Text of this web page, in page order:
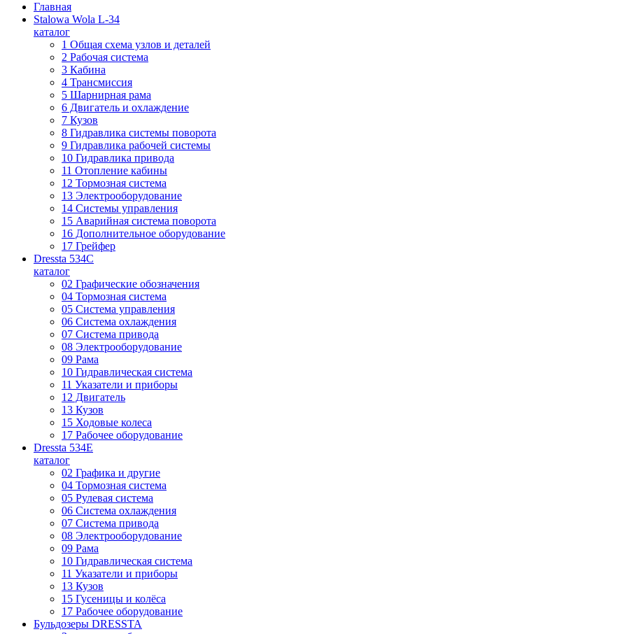
Главная
Stalowa Wola L-34
каталог
1 Общая схема узлов и деталей
2 Рабочая система
3 Кабина
4 Трансмиссия
5 Шарнирная рама
6 Двигатель и охлаждение
7 Кузов
8 Гидравлика системы поворота
9 Гидравлика рабочей системы
10 Гидравлика привода
11 Отопление кабины
12 Тормозная система
13 Электрооборудование
14 Системы управления
15 Аварийная система поворота
16 Дополнительное оборудование
17 Грейфер
Dressta 534C
каталог
02 Графические обозначения
04 Тормозная система
05 Система управления
06 Система охлаждения
07 Система привода
08 Электрооборудование
09 Рама
10 Гидравлическая система
11 Указатели и приборы
12 Двигатель
13 Кузов
15 Ходовые колеса
17 Рабочее оборудование
Dressta 534E
каталог
02 Графика и другие
04 Тормозная система
05 Рулевая система
06 Система охлаждения
07 Система привода
08 Электрооборудование
09 Рама
10 Гидравлическая система
11 Указатели и приборы
13 Кузов
15 Гусеницы и колёса
17 Рабочее оборудование
Бульдозеры DRESSTA